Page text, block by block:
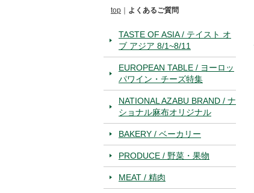
top よくあるご質問
TASTE OF ASIA / テイスト オ
ブ アジア 8/1~8/11
EUROPEAN TABLE / ヨーロッ
パワイン・チーズ特集
NATIONAL AZABU BRAND / ナ
ショナル麻布オリジナル
BAKERY / ベーカリー
PRODUCE / 野菜・果物
MEAT / 精肉